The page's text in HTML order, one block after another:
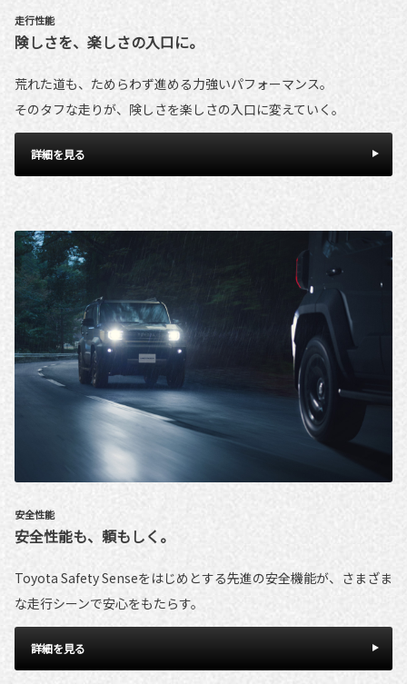
走行性能
険しさを、楽しさの入口に。
荒れた道も、ためらわず進める力強いパフォーマンス。
そのタフな走りが、険しさを楽しさの入口に変えていく。
詳細を見る
安全性能
安全性能も、頼もしく。
Toyota Safety Senseをはじめとする先進の安全機能が、さまざま
な走行シーンで安心をもたらす。
詳細を見る